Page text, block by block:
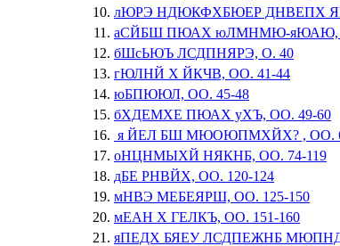
лЮРЭ НДЮКФХБЮЕР ДНВЕПХ
аСЙБШ ПЮАХ юЛМНМЮ-яЮАЮ,
бШcЬЮЪ ЛСДПНЯРЭ, О. 40
гЮЛНЙ Х ЙКЧВ, ОО. 41-44
юБПЮЮЛ, ОО. 45-48
бХДЕМХЕ ПЮАХ уХЪ, ОО. 49-60
я ЙЕЛ БШ МЮОЮПМХЙХ? , ОО.
оНЦНМЫХЙ НЯКНБ, ОО. 74-119
дБЕ РНВЙХ, ОО. 120-124
мНВЭ МЕБЕЯРШ, ОО. 125-150
мЕАН Х ГЕЛКЪ, ОО. 151-160
яПЕДХ БЯЕУ ЛСДПЕЖНБ